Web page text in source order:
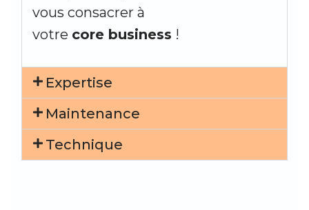
vous consacrer à
votre core business !
Expertise
Maintenance
Technique